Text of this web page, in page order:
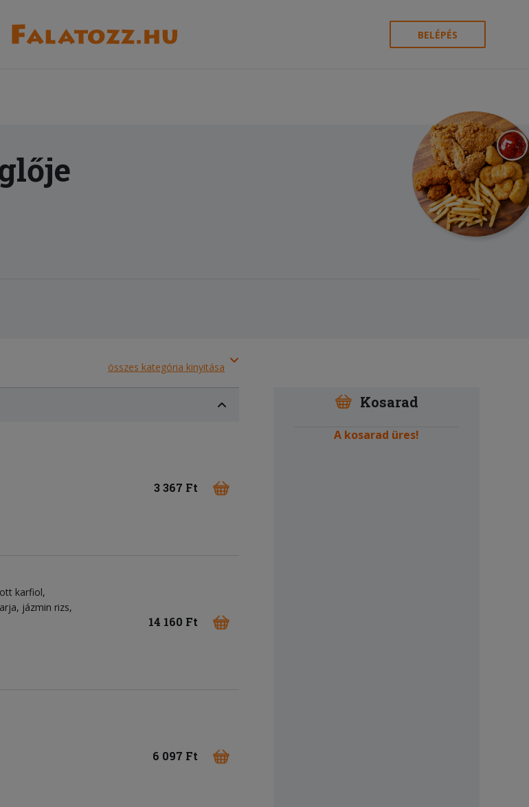
BELÉPÉS
összes kategória kinyitása
3 367 Ft
karfiol,
jázmin rizs,
14 160 Ft
6 097 Ft
Kosarad
A kosarad üres!